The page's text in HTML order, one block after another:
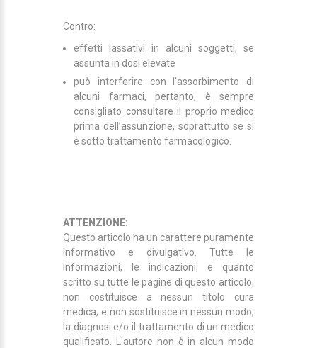
Contro:
effetti lassativi in alcuni soggetti, se
assunta in dosi elevate
può interferire con l'assorbimento di
alcuni farmaci, pertanto, è sempre
consigliato consultare il proprio medico
prima dell’assunzione, soprattutto se si
è sotto trattamento farmacologico.
ATTENZIONE:
Questo articolo ha un carattere puramente
informativo e divulgativo. Tutte le
informazioni, le indicazioni, e quanto
scritto su tutte le pagine di questo articolo,
non costituisce a nessun titolo cura
medica, e non sostituisce in nessun modo,
la diagnosi e/o il trattamento di un medico
qualificato. L'autore non è in alcun modo